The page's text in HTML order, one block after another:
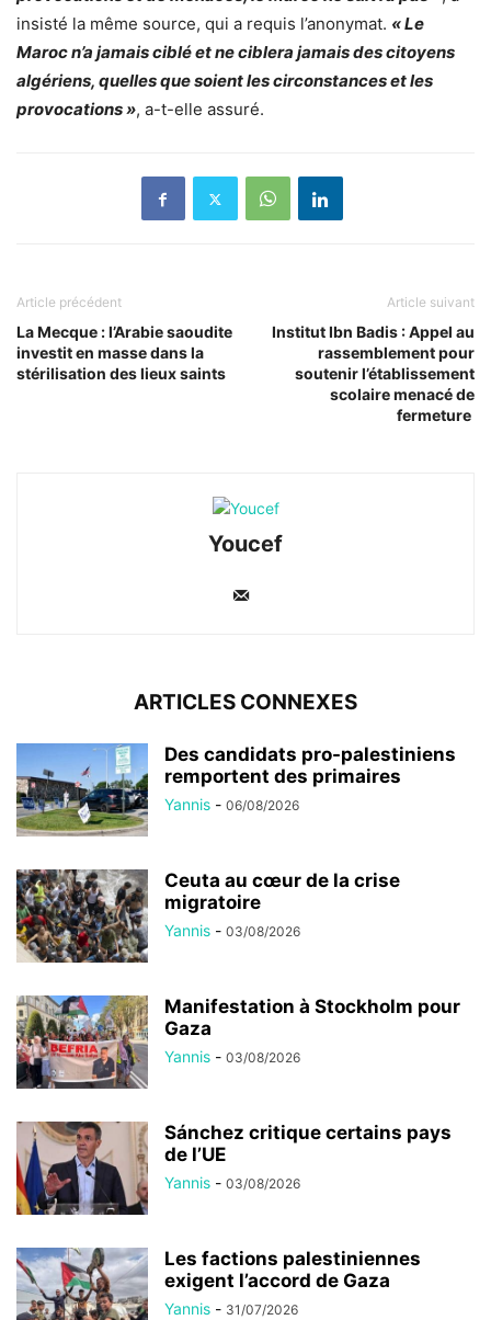
insisté la même source, qui a requis l’anonymat. « Le
Maroc n’a jamais ciblé et ne ciblera jamais des citoyens
algériens, quelles que soient les circonstances et les
provocations », a-t-elle assuré.
Article précédent
La Mecque : l’Arabie saoudite
investit en masse dans la
stérilisation des lieux saints
Article suivant
Institut Ibn Badis : Appel au
rassemblement pour
soutenir l’établissement
scolaire menacé de
fermeture
Youcef
ARTICLES CONNEXES
Des candidats pro-palestiniens
remportent des primaires
Yannis - 06/08/2026
Ceuta au cœur de la crise
migratoire
Yannis - 03/08/2026
Manifestation à Stockholm pour
Gaza
Yannis - 03/08/2026
Sánchez critique certains pays
de l’UE
Yannis - 03/08/2026
Les factions palestiniennes
exigent l’accord de Gaza
Yannis - 31/07/2026